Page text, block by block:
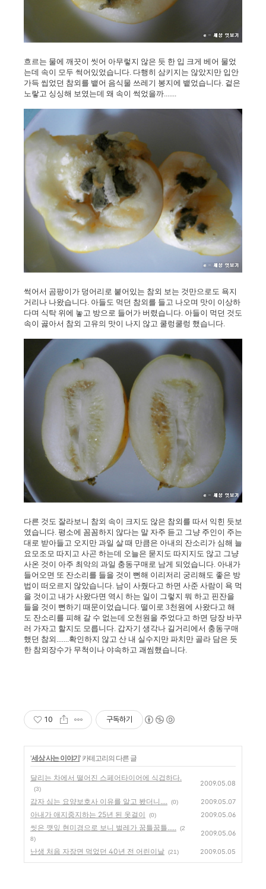
흐르는 물에 깨끗이 씻어 아무렇지 않은 듯 한 입 크게 베어 물었
는데 속이 모두 썩어있었습니다. 다행히 삼키지는 않았지만 입안
가득 씹었던 참외를 뱉어 음식물 쓰레기 봉지에 뱉었습니다. 겉은
노랗고 싱싱해 보였는데 왜 속이 썩었을까.......
썩어서 곰팡이가 덩어리로 붙어있는 참외 보는 것만으로도 욕지
거리나 나왔습니다. 아들도 먹던 참외를 들고 나오며 맛이 이상하
다며 식탁 위에 놓고 방으로 들어가 버렸습니다. 아들이 먹던 것도
속이 곯아서 참외 고유의 맛이 나지 않고 쿨렁쿨렁 했습니다.
다른 것도 잘라보니 참외 속이 크지도 않은 참외를 따서 익힌 듯보
였습니다. 평소에 꼼꼼하지 않다는 말 자주 듣고 그냥 주인이 주는
대로 받아들고 오지만 과일 살 때 만큼은 아내의 잔소리가 심해 늘
요모조모 따지고 사곤 하는데 오늘은 묻지도 따지지도 않고 그냥
사온 것이 아주 최악의 과일 충동구매로 남게 되었습니다. 아내가
들어오면 또 잔소리를 들을 것이 뻔해 이리저리 궁리해도 좋은 방
법이 떠오르지 않았습니다. 남이 사줬다고 하면 사준 사람이 욕 먹
을 것이고 내가 사왔다면 역시 하는 일이 그렇지 뭐 하고 핀잔을
들을 것이 뻔하기 때문이었습니다. 떨이로 3천원에 사왔다고 해
도 잔소리를 피해 갈 수 없는데 오천원을 주었다고 하면 당장 바꾸
러 가자고 할지도 모릅니다. 갑자기 생각나 길거리에서 충동구매
했던 참외.......확인하지 않고 산 내 실수지만 파치만 골라 담은 듯
한 참외장수가 무척이나 야속하고 괘씸했습니다.
10 구독하기
'세상 사는 이야기' 카테고리의 다른 글
달리는 차에서 떨어진 스페어타이어에 식겁하다.
(3)
2009.05.08
감자 심는 요양보호사 이유를 알고 봤더니.... (0) 2009.05.07
아내가 애지중지하는 25년 된 옷걸이 (0) 2009.05.06
씻은 깻잎 현미경으로 보니 벌레가 꿈틀꿈틀..... (2
8)
2009.05.06
난생 처음 자장면 먹었던 40년 전 어린이날 (21) 2009.05.05